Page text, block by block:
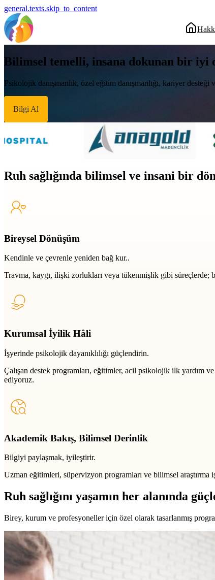
general.texts.skip_to_content
Bilimsel temelli, insana dokunan bir iyi
Psikolojik danışmanlık, özel eğitim danışmanlığı, kariyer
Bilgi Al
Ruh sağlığında bilimsel ve insani bir
Bireysel Dönüşüm
Kendinle ve çevrenle yeniden bağ kur..
Travma, kaygı, ilişki zorlukları veya tükenmişlik gibi süreçlerde;
Kurumsal İyilik Hâli
İşyerinde psikolojik dayanıklılığı güçlendirin.
Çalışan destek programları, eğitimler, acil psikolojik ilk yardım
ediyoruz.
Akademik Bakış, Bilimsel Derinlik
Bilgiyi paylaşmak, iyileştirir.
Uzman eğitimleri, süpervizyon programları ve bilimsel
Ruh sağlığını yaşamın her alanında
Birey, kurum ve profesyoneller için özel olarak tasarlanmış